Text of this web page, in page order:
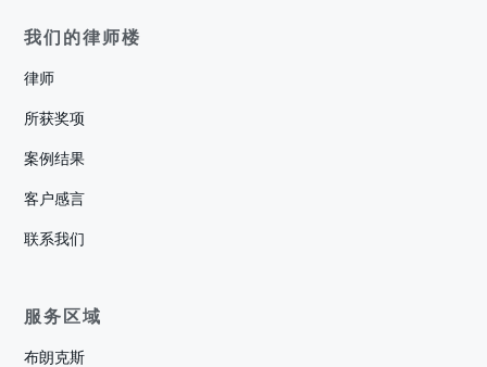
我们的律师楼
律师
所获奖项
案例结果
客户感言
联系我们
服务区域
布朗克斯